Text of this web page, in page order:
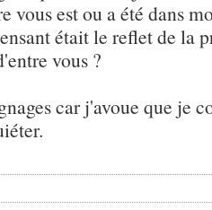
vous est ou a été dans
était le reflet de la
vous ?
car j'avoue que je